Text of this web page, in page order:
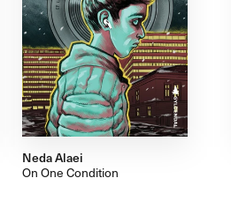
Neda Alaei
On One Condition